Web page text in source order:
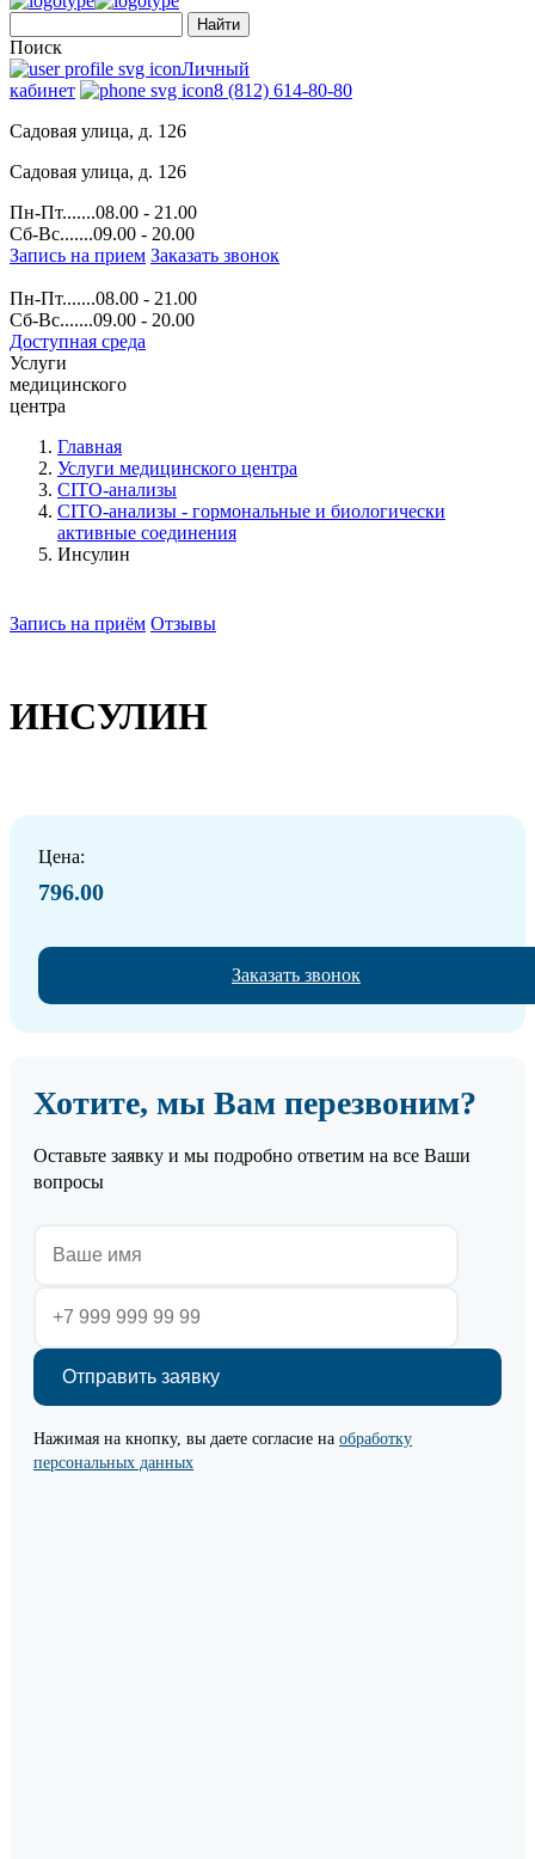
Поиск
Личный
кабинет
8 (812) 614-80-80
Садовая улица, д. 126
Садовая улица, д. 126
Пн-Пт.......08.00 - 21.00
Сб-Вс.......09.00 - 20.00
Запись на прием Заказать звонок
Пн-Пт.......08.00 - 21.00
Сб-Вс.......09.00 - 20.00
Доступная среда
Услуги
медицинского
центра
Главная
Услуги медицинского центра
CITO-анализы
CITO-анализы - гормональные и биологически
активные соединения
Инсулин
ИНСУЛИН
Запись на приём Отзывы
Цена:
796.00
Заказать звонок
Хотите, мы Вам перезвоним?
Оставьте заявку и мы подробно ответим на все Ваши
вопросы
Нажимая на кнопку, вы даете согласие на обработку
персональных данных